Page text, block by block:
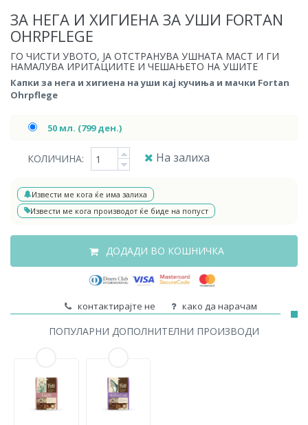
ЗА НЕГА И ХИГИЕНА ЗА УШИ FORTAN
OHRPFLEGE
ГО ЧИСТИ УВОТО, ЈА ОТСТРАНУВА УШНАТА МАСТ И ГИ
НАМАЛУВА ИРИТАЦИИТЕ И ЧЕШАЊЕТО НА УШИТЕ
Капки за нега и хигиена на уши кај кучиња и мачки Fortan
Ohrpflege
50 мл. (799 ден.)
КОЛИЧИНА: На залиха
Извести ме кога ќе има залиха
Извести ме кога производот ќе биде на попуст
ДОДАДИ ВО КОШНИЧКА
контактирајте не како да нарачам
ПОПУЛАРНИ ДОПОЛНИТЕЛНИ ПРОИЗВОДИ